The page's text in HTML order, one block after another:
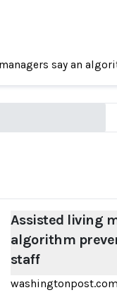
say an
say an
staff
Assisted living
algorithm
staff
washingtonpost.com